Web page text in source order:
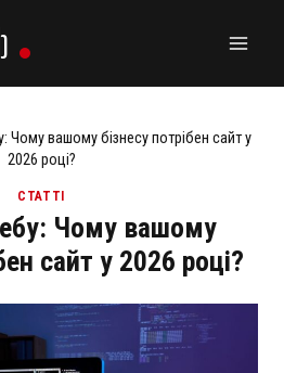
Чому вашому бізнесу потрібен сайт у
2026 році?
СТАТТІ
Чому вашому
сайт у 2026 році?